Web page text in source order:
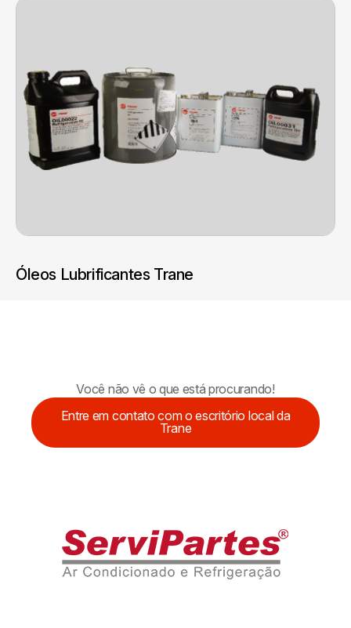
Óleos Lubrificantes Trane
Você não vê o que está procurando!
Entre em contato com o escritório local da
Trane